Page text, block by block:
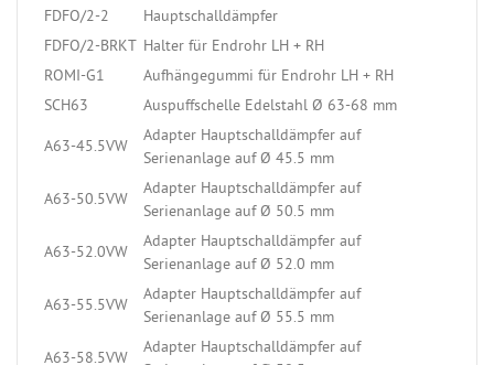
FDFO/2-2
Hauptschalldämpfer
FDFO/2-BRKT Halter für Endrohr LH + RH
ROMI-G1
Aufhängegummi für Endrohr LH + RH
SCH63
Auspuffschelle Edelstahl Ø 63-68 mm
A63-45.5VW
Adapter Hauptschalldämpfer auf
Serienanlage auf Ø 45.5 mm
A63-50.5VW
Adapter Hauptschalldämpfer auf
Serienanlage auf Ø 50.5 mm
A63-52.0VW
Adapter Hauptschalldämpfer auf
Serienanlage auf Ø 52.0 mm
A63-55.5VW
Adapter Hauptschalldämpfer auf
Serienanlage auf Ø 55.5 mm
A63-58.5VW
Adapter Hauptschalldämpfer auf